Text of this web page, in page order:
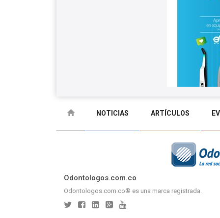
NOTICIAS ARTÍCULOS
Odontologos.com.co
Odontologos.com.co® es una marca registrada.